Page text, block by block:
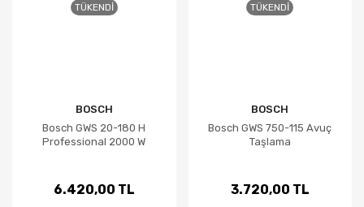
TÜKENDI
BOSCH
Bosch GWS 20-180 H
Professional 2000 W
6.420,00 TL
TÜKENDI
BOSCH
Bosch GWS 750-115 Avuç
Taşlama
3.720,00 TL